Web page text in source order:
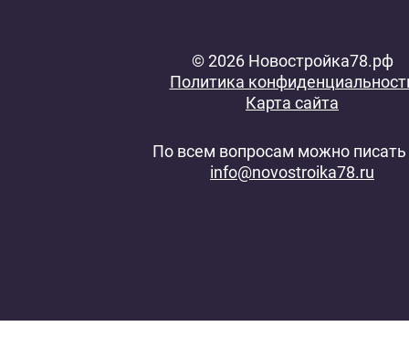
© 2026 Новостройка78.рф
Политика
Карта сайта
По всем вопросам можно писать
info@novostroika78.ru